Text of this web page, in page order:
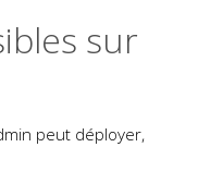
sur
peut déployer,